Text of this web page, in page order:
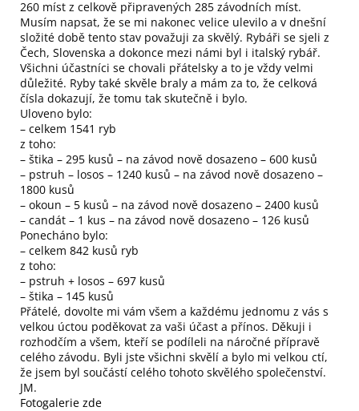
260 míst z celkově připravených 285 závodních míst.
Musím napsat, že se mi nakonec velice ulevilo a v dnešní
složité době tento stav považuji za skvělý. Rybáři se sjeli z
Čech, Slovenska a dokonce mezi námi byl i italský rybář.
Všichni účastníci se chovali přátelsky a to je vždy velmi
důležité. Ryby také skvěle braly a mám za to, že celková
čísla dokazují, že tomu tak skutečně i bylo.
Uloveno bylo:
– celkem 1541 ryb
z toho:
– štika – 295 kusů – na závod nově dosazeno – 600 kusů
– pstruh – losos – 1240 kusů – na závod nově dosazeno –
1800 kusů
– okoun – 5 kusů – na závod nově dosazeno – 2400 kusů
– candát – 1 kus – na závod nově dosazeno – 126 kusů
Ponecháno bylo:
– celkem 842 kusů ryb
z toho:
– pstruh + losos – 697 kusů
– štika – 145 kusů
Přátelé, dovolte mi vám všem a každému jednomu z vás s
velkou úctou poděkovat za vaši účast a přínos. Děkuji i
rozhodčím a všem, kteří se podíleli na náročné přípravě
celého závodu. Byli jste všichni skvělí a bylo mi velkou ctí,
že jsem byl součástí celého tohoto skvělého společenství.
JM.
Fotogalerie zde